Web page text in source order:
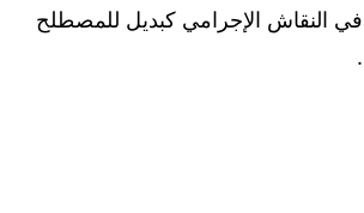
النقاش الإجرامي كبديل للمصطلح